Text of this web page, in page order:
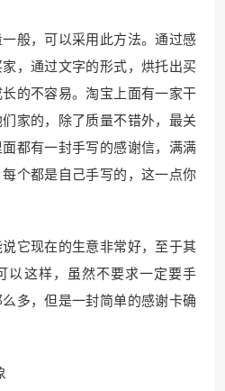
般，可以采用此方法。通过感
，通过文字的形式，烘托出买
的不容易。淘宝上面有一家干
家的，除了质量不错外，最关
都有一封手写的感谢信，满满
个都是自己手写的，这一点你
它现在的生意非常好，至于其
以这样，虽然不要求一定要手
多，但是一封简单的感谢卡确